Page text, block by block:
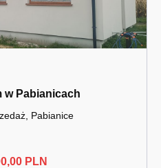
w Pabianicach
Pabianice
PLN